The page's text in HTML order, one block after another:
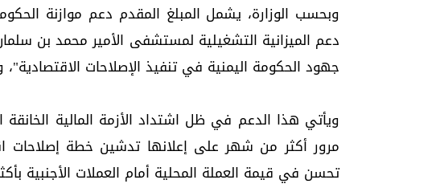
وبحسب الوزارة، يشمل المبلغ المقدم دعم موازنة
دعم الميزانية التشغيلية لمستشفى الأمير محمد بن
جهود الحكومة اليمنية في تنفيذ الإصلاحات الاقتصادية"،
ويأتي هذا الدعم في ظل اشتداد الأزمة المالية
مرور أكثر من شهر على إعلانها تدشين خطة إصلاحات
تحسن في قيمة العملة المحلية أمام العملات الأجنبية بأكثر